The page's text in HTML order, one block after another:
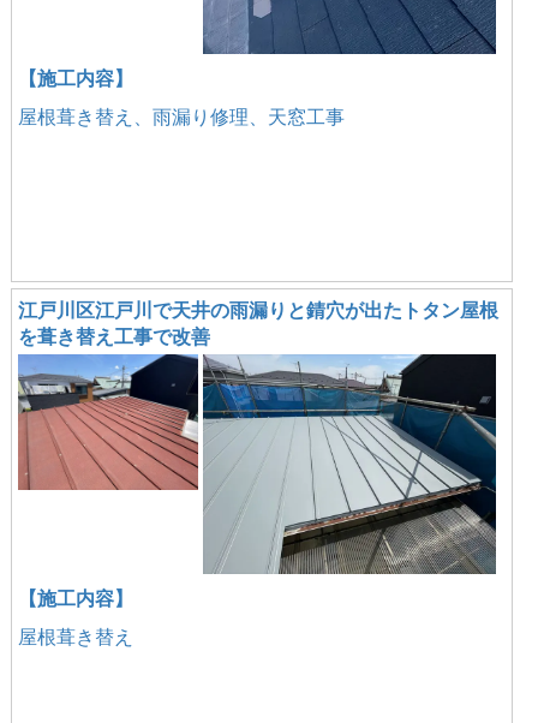
【施工内容】
屋根葺き替え、雨漏り修理、天窓工事
江戸川区江戸川で天井の雨漏りと錆穴が出たトタン屋根
を葺き替え工事で改善
【施工内容】
屋根葺き替え